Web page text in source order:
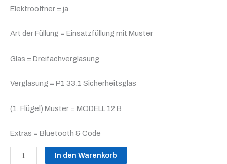
Elektroöffner = ja
Art der Füllung = Einsatzfüllung mit Muster
Glas = Dreifachverglasung
Verglasung = P1 33.1 Sicherheitsglas
(1. Flügel) Muster = MODELL 12 B
Extras = Bluetooth & Code
In den Warenkorb